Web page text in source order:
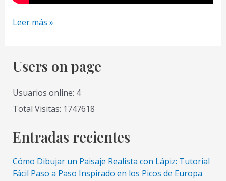
4
Materiales
de
Dibujo
Leer más »
Users on page
Usuarios online: 4
Total Visitas: 1747618
Entradas recientes
Cómo Dibujar un Paisaje Realista con Lápiz: Tutorial
Fácil Paso a Paso Inspirado en los Picos de Europa